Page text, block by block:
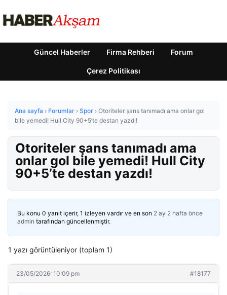
Güncel Haberler Firma Rehberi Forum
Çerez Politikası
Ana sayfa › Forumlar › Spor › Otoriteler şans tanımadı ama onlar gol
bile yemedi! Hull City 90+5’te destan yazdı!
Otoriteler şans tanımadı ama
onlar gol bile yemedi! Hull City
90+5’te destan yazdı!
Bu konu 0 yanıt içerir, 1 izleyen vardır ve en son 2 ay 2 hafta önce
admin tarafından güncellenmiştir.
1 yazı görüntüleniyor (toplam 1)
23/05/2026: 10:09 pm #18177